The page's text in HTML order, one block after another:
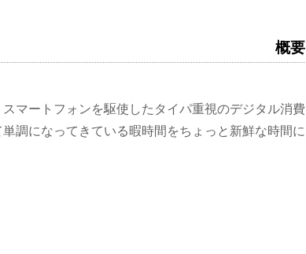
概要
マートフォンを駆使したタイパ重視のデジタル消費
調になってきている暇時間をちょっと新鮮な時間に